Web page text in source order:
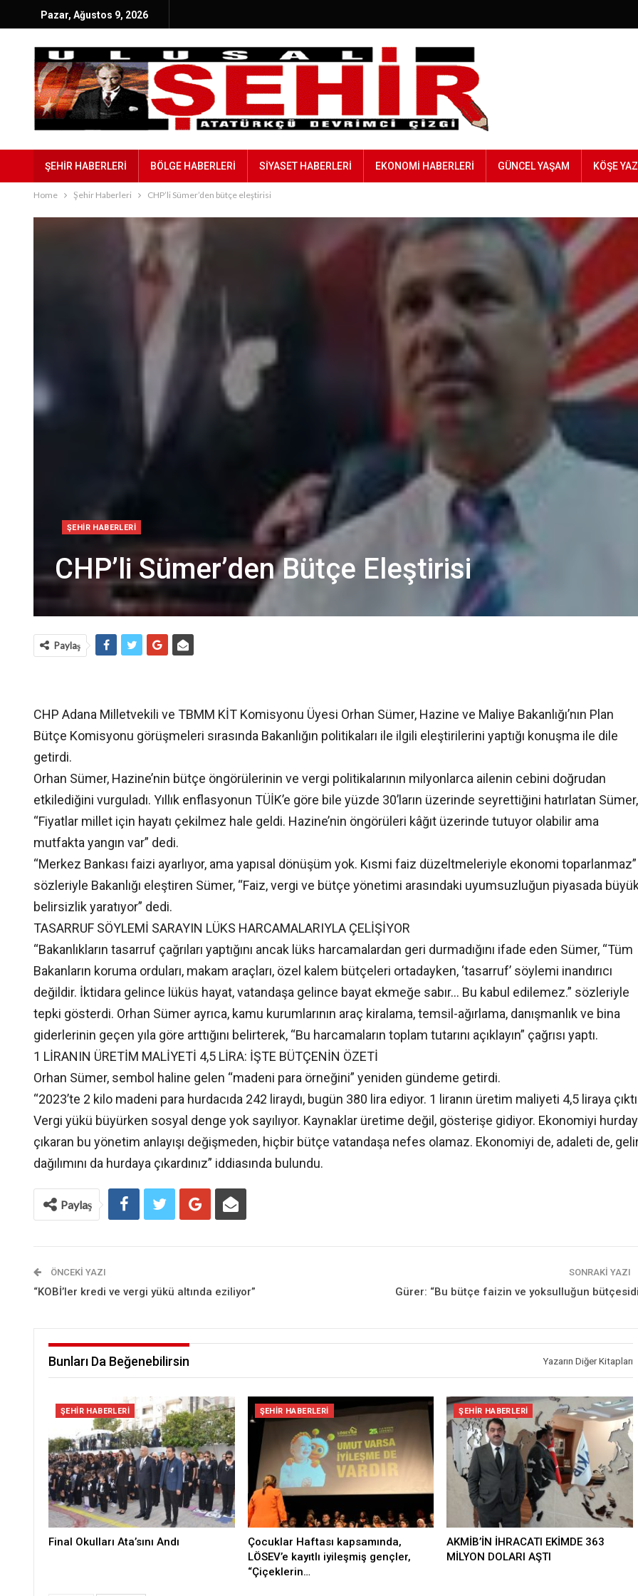
Pazar, Ağustos 9, 2026
ŞEHIR HABERLERI BÖLGE HABERLERI SIYASET HABERLERI EKONOMI HABERLERI GÜNCEL YAŞAM KÖŞE
Home Şehir Haberleri CHP’li Sümer’den bütçe eleştirisi
ŞEHIR HABERLERI
CHP’li Sümer’den Bütçe Eleştirisi
Paylaş
CHP Adana Milletvekili ve TBMM KİT Komisyonu Üyesi Orhan Sümer, Hazine ve Maliye Bakanlığı’nın Plan
Bütçe Komisyonu görüşmeleri sırasında Bakanlığın politikaları ile ilgili eleştirilerini yaptığı konuşma ile dile
getirdi.
Orhan Sümer, Hazine’nin bütçe öngörülerinin ve vergi politikalarının milyonlarca ailenin cebini doğrudan
etkilediğini vurguladı. Yıllık enflasyonun TÜİK’e göre bile yüzde 30’ların üzerinde seyrettiğini hatırlatan Sümer,
“Fiyatlar millet için hayatı çekilmez hale geldi. Hazine’nin öngörüleri kâğıt üzerinde tutuyor olabilir ama
mutfakta yangın var” dedi.
“Merkez Bankası faizi ayarlıyor, ama yapısal dönüşüm yok. Kısmi faiz düzeltmeleriyle ekonomi toparlanmaz”
sözleriyle Bakanlığı eleştiren Sümer, “Faiz, vergi ve bütçe yönetimi arasındaki uyumsuzluğun piyasada
belirsizlik yaratıyor” dedi.
TASARRUF SÖYLEMİ SARAYIN LÜKS HARCAMALARIYLA ÇELİŞİYOR
“Bakanlıkların tasarruf çağrıları yaptığını ancak lüks harcamalardan geri durmadığını ifade eden Sümer, “Tüm
Bakanların koruma orduları, makam araçları, özel kalem bütçeleri ortadayken, ‘tasarruf’ söylemi inandırıcı
değildir. İktidara gelince lüküs hayat, vatandaşa gelince bayat ekmeğe sabır… Bu kabul edilemez.” sözleriyle
tepki gösterdi. Orhan Sümer ayrıca, kamu kurumlarının araç kiralama, temsil-ağırlama, danışmanlık ve bina
giderlerinin geçen yıla göre arttığını belirterek, “Bu harcamaların toplam tutarını açıklayın” çağrısı yaptı.
1 LİRANIN ÜRETİM MALİYETİ 4,5 LİRA: İŞTE BÜTÇENİN ÖZETİ
Orhan Sümer, sembol haline gelen “madeni para örneğini” yeniden gündeme getirdi.
“2023’te 2 kilo madeni para hurdacıda 242 liraydı, bugün 380 lira ediyor. 1 liranın üretim maliyeti 4,5 liraya
Vergi yükü büyürken sosyal denge yok sayılıyor. Kaynaklar üretime değil, gösterişe gidiyor. Ekonomiyi
çıkaran bu yönetim anlayışı değişmeden, hiçbir bütçe vatandaşa nefes olamaz. Ekonomiyi de, adaleti de,
dağılımını da hurdaya çıkardınız” iddiasında bulundu.
Paylaş
ÖNCEKI YAZI
“KOBİ’ler kredi ve vergi yükü altında eziliyor”
SONRAKI YAZI
Gürer: “Bu bütçe faizin ve yoksulluğun
Bunları Da Beğenebilirsin Yazarın Diğer Kitapları
ŞEHIR HABERLERI
Final Okulları Ata’sını Andı
ŞEHIR HABERLERI
Çocuklar Haftası kapsamında,
LÖSEV’e kayıtlı iyileşmiş gençler,
“Çiçeklerin…
ŞEHIR HABERLERI
AKMİB’İN İHRACATI EKİMDE 363
MİLYON DOLARI AŞTI